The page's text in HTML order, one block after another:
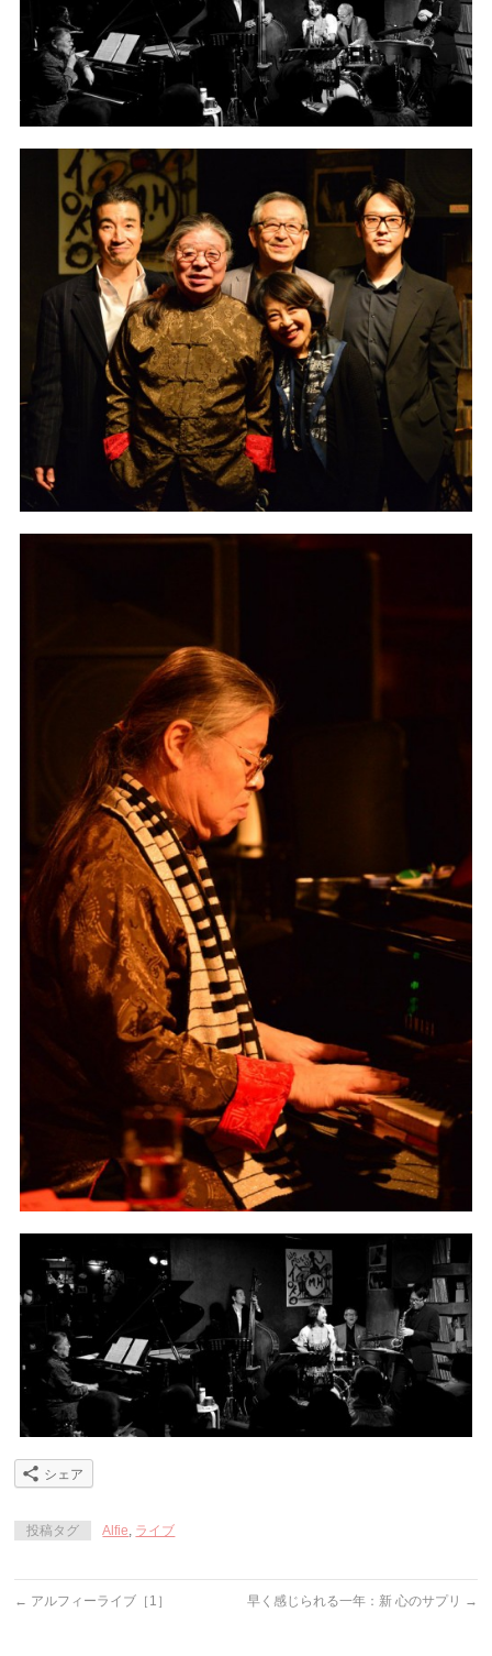
シェア
投稿タグ Alfie ライブ
← アルフィーライブ［1］ 早く感じられる一年：新 心のサプリ →